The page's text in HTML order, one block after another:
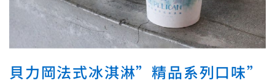
貝力岡法式冰淇淋”精品系列口味”